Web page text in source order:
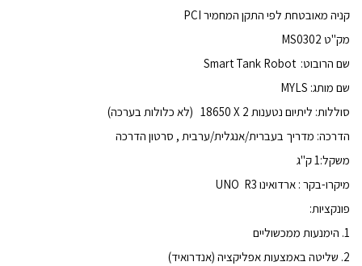
קניה מאובטחת לפי התקן המחמיר PCI
מק"ט MS0302
שם הרובוט:
שם מותג: MYLS
סוללות: ליתיום נטענות 2
X
(לא כלולות בערכה)
הדרכה: מדריך בעברית/אנגלית/ערבית , סרטון הדרכה
משקל:1 ק"ג
מיקרו-בקר : ארדואינו UNO R3
פונקציות:
1. הימנעות ממכשוליים
2. שליטה באמצעות אפליקציה (אנדרואיד)